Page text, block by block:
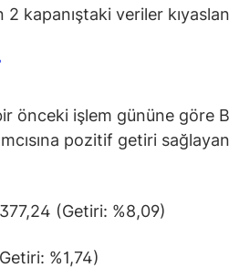
kapanıştaki veriler
önceki işlem gününe göre
pozitif getiri
(Getiri: %8,09)
%1,74)